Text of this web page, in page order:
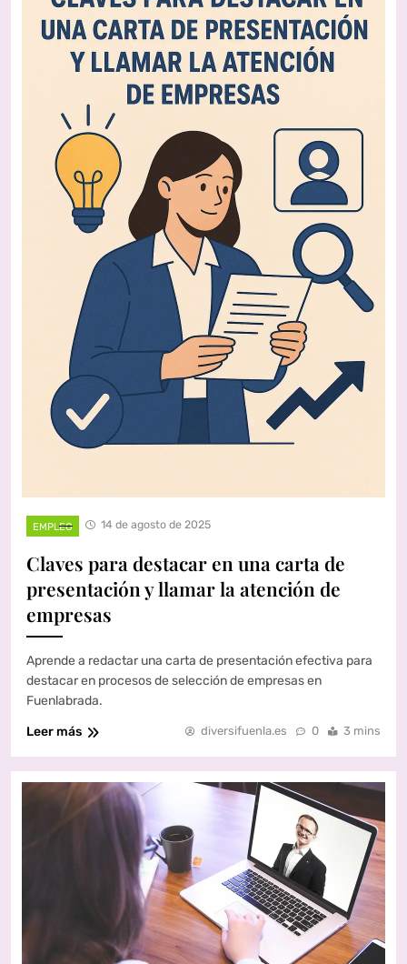
EMPLEO 14 de agosto de 2025
Claves para destacar en una carta de
presentación y llamar la atención de
empresas
Aprende a redactar una carta de presentación efectiva para
destacar en procesos de selección de empresas en
Fuenlabrada.
Leer más
diversifuenla.es 0 3 mins